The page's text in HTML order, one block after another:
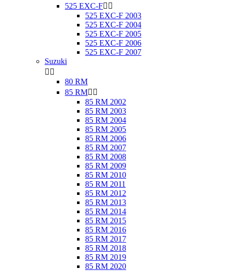
525 EXC-F 
525 EXC-F 2003
525 EXC-F 2004
525 EXC-F 2005
525 EXC-F 2006
525 EXC-F 2007
Suzuki
 
80 RM
85 RM 
85 RM 2002
85 RM 2003
85 RM 2004
85 RM 2005
85 RM 2006
85 RM 2007
85 RM 2008
85 RM 2009
85 RM 2010
85 RM 2011
85 RM 2012
85 RM 2013
85 RM 2014
85 RM 2015
85 RM 2016
85 RM 2017
85 RM 2018
85 RM 2019
85 RM 2020